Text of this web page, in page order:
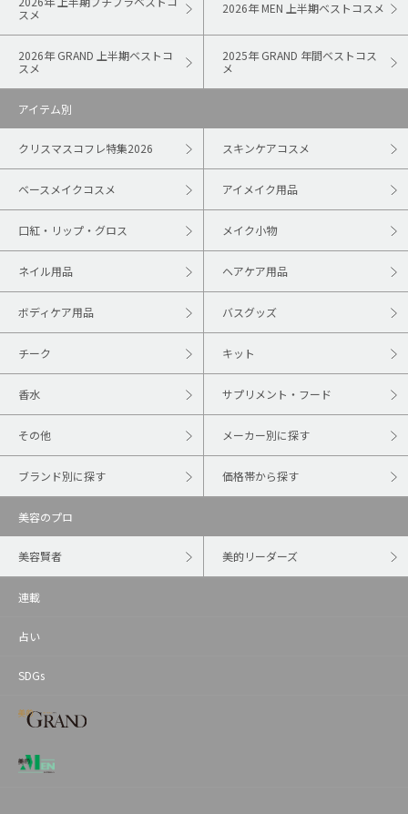
スメ
2026年 MEN 上半期ベストコスメ
2026年 GRAND 上半期ベストコ
スメ
2025年 GRAND 年間ベストコス
メ
アイテム別
クリスマスコフレ特集2026 スキンケアコスメ
ベースメイクコスメ アイメイク用品
口紅・リップ・グロス メイク小物
ネイル用品 ヘアケア用品
ボディケア用品 バスグッズ
チーク キット
香水 サプリメント・フード
その他 メーカー別に探す
ブランド別に探す 価格帯から探す
美容のプロ
美容賢者 美的リーダーズ
連載
占い
SDGs